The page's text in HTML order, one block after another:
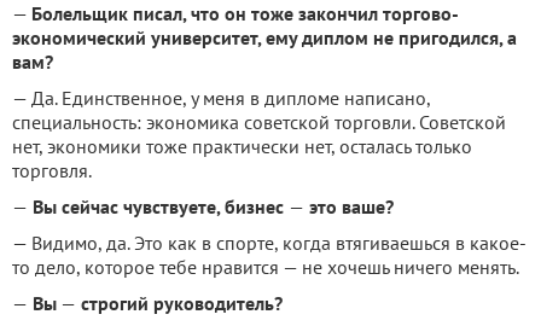
— Болельщик писал, что он тоже закончил торгово-
экономический университет, ему диплом не пригодился, а
вам?
— Да. Единственное, у меня в дипломе написано,
специальность: экономика советской торговли. Советской
нет, экономики тоже практически нет, осталась только
торговля.
— Вы сейчас чувствуете, бизнес — это ваше?
— Видимо, да. Это как в спорте, когда втягиваешься в какое-
то дело, которое тебе нравится — не хочешь ничего менять.
— Вы — строгий руководитель?